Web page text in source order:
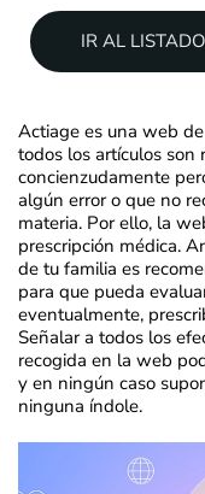
IR AL
Actiage es una web
todos los artículos son
concienzudamente
algún error o que no
materia. Por ello, la
prescripción médica.
de tu familia es
para que pueda
eventualmente,
Señalar a todos los
recogida en la web
y en ningún caso
ninguna índole.